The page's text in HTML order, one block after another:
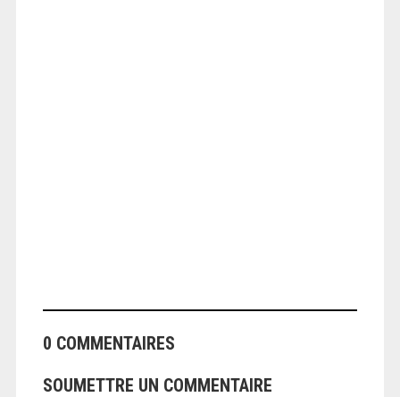
0 COMMENTAIRES
SOUMETTRE UN COMMENTAIRE